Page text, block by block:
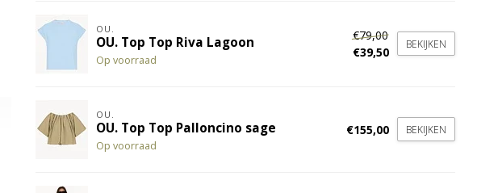
OU.
OU. Top Top Riva Lagoon
Op voorraad
€79,00
€39,50
BEKIJKEN
OU.
OU. Top Top Palloncino sage
Op voorraad
€155,00 BEKIJKEN